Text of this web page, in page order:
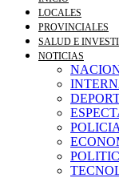
LOCALES
PROVINCIALES
SALUD E
NOTICIAS